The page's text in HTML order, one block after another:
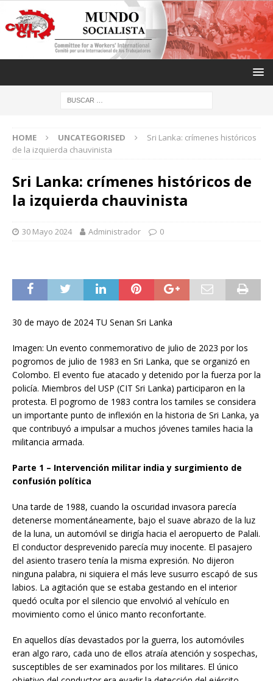
HOME UNCATEGORISED
Sri Lanka: crímenes históricos
de la izquierda chauvinista
Sri Lanka: crímenes históricos de
la izquierda chauvinista
30 Mayo 2024 Administrador 0
30 de mayo de 2024 TU Senan Sri Lanka
Imagen: Un evento conmemorativo de julio de 2023 por los
pogromos de julio de 1983 en Sri Lanka, que se organizó en
Colombo. El evento fue atacado y detenido por la fuerza por la
policía. Miembros del USP (CIT Sri Lanka) participaron en la
protesta. El pogromo de 1983 contra los tamiles se considera
un importante punto de inflexión en la historia de Sri Lanka, ya
que contribuyó a impulsar a muchos jóvenes tamiles hacia la
militancia armada.
Parte 1 – Intervención militar india y surgimiento de
confusión política
Una tarde de 1988, cuando la oscuridad invasora parecía
detenerse momentáneamente, bajo el suave abrazo de la luz
de la luna, un automóvil se dirigía hacia el aeropuerto de Palali.
El conductor desprevenido parecía muy inocente. El pasajero
del asiento trasero tenía la misma expresión. No dijeron
ninguna palabra, ni siquiera el más leve susurro escapó de sus
labios. La agitación que se estaba gestando en el interior
quedó oculta por el silencio que envolvió al vehículo en
movimiento como el único manto reconfortante.
En aquellos días devastados por la guerra, los automóviles
eran algo raro, cada uno de ellos atraía atención y sospechas,
susceptibles de ser examinados por los militares. El único